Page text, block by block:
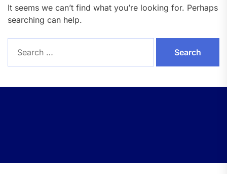
It seems we can’t find what you’re looking for. Perhaps
searching can help.
for: